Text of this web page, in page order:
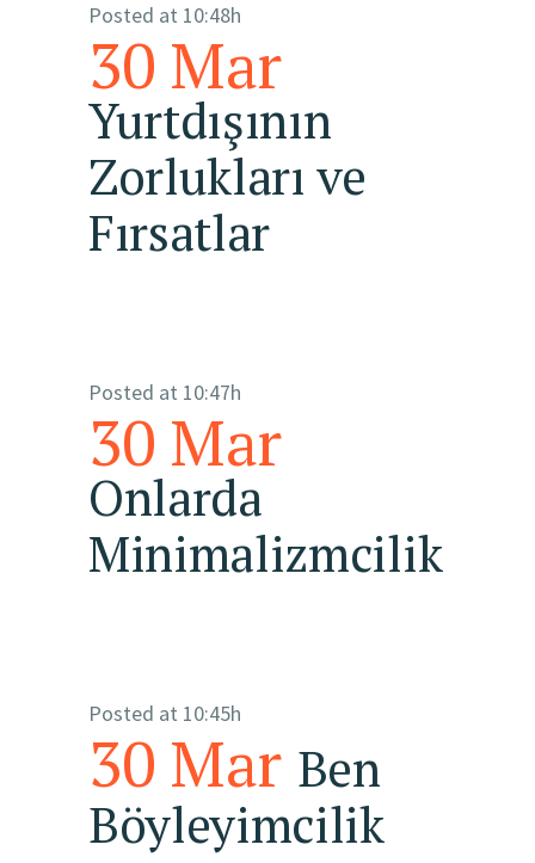
30 Mar
Yurtdışının
Zorlukları ve
Fırsatlar
Posted at 10:48h
30 Mar
Onlarda
Minimalizmcilik
Posted at 10:47h
30 Mar Ben
Böyleyimcilik
Posted at 10:45h